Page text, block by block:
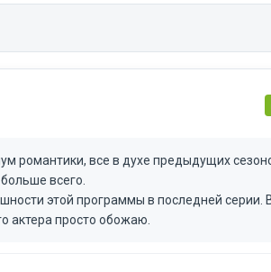
романтики, все в духе предыдущих
всего.
этой программы в последней серии.
актера просто обожаю.